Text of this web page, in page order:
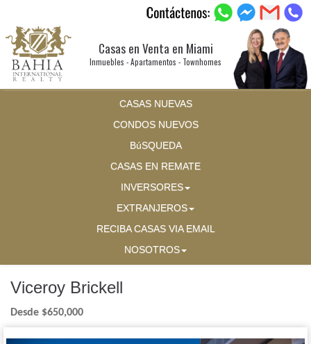
Casas en Venta en Miami
Inmuebles - Apartamentos - Townhomes
CASAS NUEVAS
CONDOS NUEVOS
BúSQUEDA
CASAS EN REMATE
INVERSORES
EXTRANJEROS
RECIBA CASAS VIA EMAIL
NOSOTROS
Viceroy Brickell
Desde $650,000